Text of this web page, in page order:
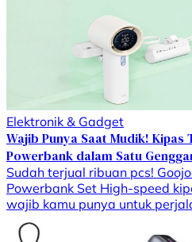
Elektronik & Gadget
Wajib Punya Saat Mudik! Kipas
Powerbank dalam Satu
Sudah terjual ribuan pcs!
Powerbank Set High-speed
wajib kamu punya untuk